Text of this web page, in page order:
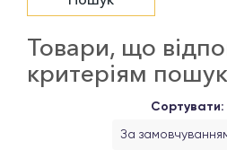
Товари, що
критеріям
Сортувати:
За